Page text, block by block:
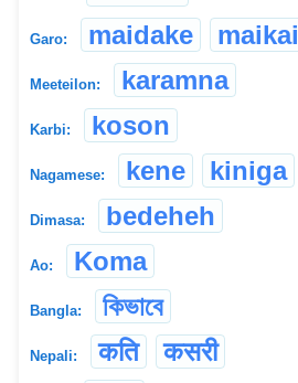
Garo: maidake maikai
Meeteilon: karamna
Karbi: koson
Nagamese: kene kiniga
Dimasa: bedeheh
Ao: Koma
Bangla: কিভাবে
Nepali: कति
कसरी